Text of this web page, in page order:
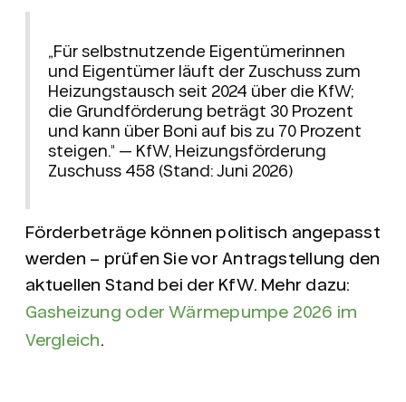
„Für selbstnutzende Eigentümerinnen
und Eigentümer läuft der Zuschuss zum
Heizungstausch seit 2024 über die KfW;
die Grundförderung beträgt 30 Prozent
und kann über Boni auf bis zu 70 Prozent
steigen." — KfW, Heizungsförderung
Zuschuss 458 (Stand: Juni 2026)
Förderbeträge können politisch angepasst
werden – prüfen Sie vor Antragstellung den
aktuellen Stand bei der KfW. Mehr dazu:
Gasheizung oder Wärmepumpe 2026 im
Vergleich